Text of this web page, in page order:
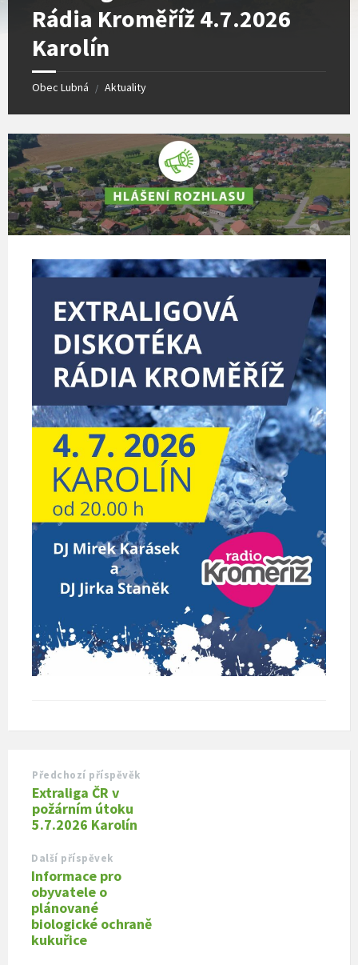
Rádia Kroměříž 4.7.2026
Karolín
Obec Lubná / Aktuality
Předchozí příspěvěk
Extraliga ČR v
požárním útoku
5.7.2026 Karolín
Další příspěvek
Informace pro
obyvatele o
plánované
biologické ochraně
kukuřice